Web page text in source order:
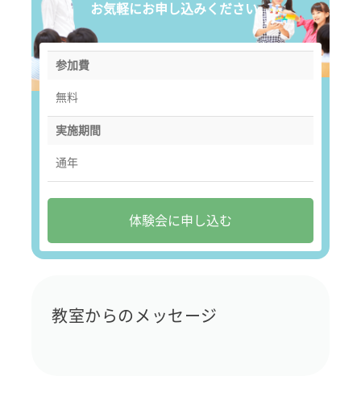
お気軽にお申し込みください。
参加費
無料
実施期間
通年
体験会に申し込む
教室からのメッセージ